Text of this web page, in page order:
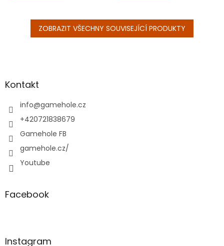
ZOBRAZIT VŠECHNY SOUVISEJÍCÍ PRODUKTY
aKontakt
info@gamehole.cz
+420721838679
Gamehole FB
gamehole.cz/
Youtube
Facebook
Instagram